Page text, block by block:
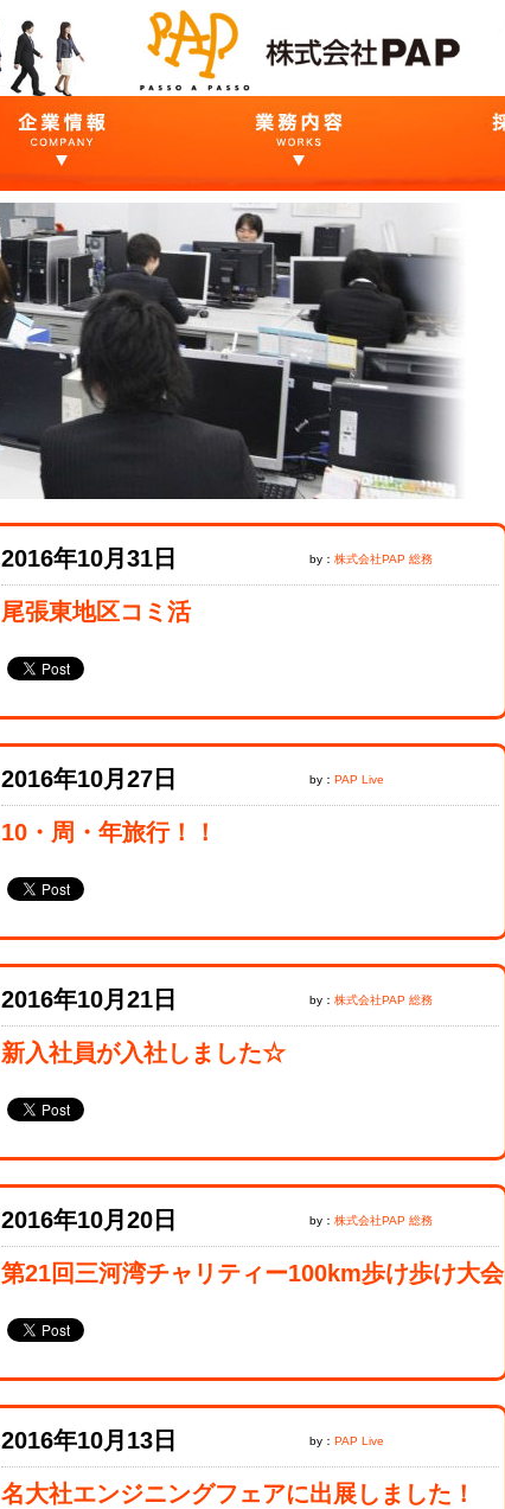
2016年10月31日 by： 株式会社PAP 総務
尾張東地区コミ活
2016年10月27日 by： PAP Live
10・周・年旅行！！
2016年10月21日 by： 株式会社PAP 総務
新入社員が入社しました☆
2016年10月20日 by： 株式会社PAP 総務
第21回三河湾チャリティー100km歩け歩け大会
2016年10月13日 by： PAP Live
名大社エンジニングフェアに出展しました！